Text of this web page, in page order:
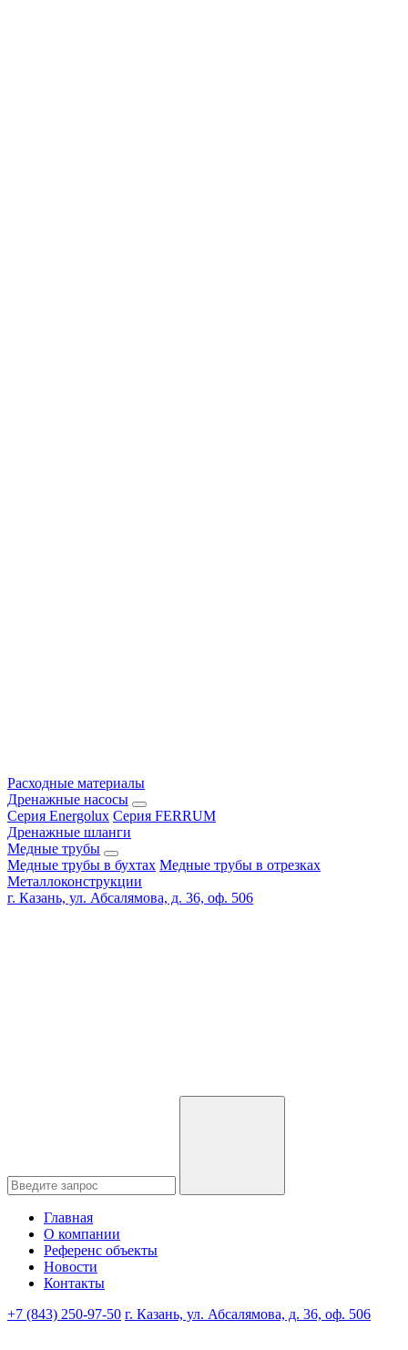
Расходные материалы
Дренажные насосы
Серия Energolux Серия FERRUM
Дренажные шланги
Медные трубы
Медные трубы в бухтах Медные трубы в отрезках
Металлоконструкции
г. Казань, ул. Абсалямова, д. 36, оф. 506
Главная
О компании
Референс объекты
Новости
Контакты
+7 (843) 250-97-50 г. Казань, ул. Абсалямова, д. 36, оф. 506